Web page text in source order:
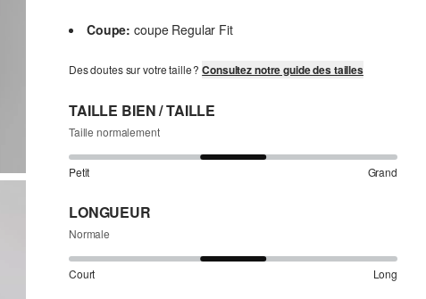
Coupe: coupe Regular Fit
Des doutes sur votre taille ?Consultez notre guide des tailles
TAILLE BIEN / TAILLE
Taille normalement
Petit Grand
LONGUEUR
Normale
Court Long